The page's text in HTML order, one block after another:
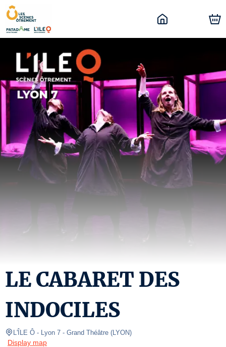
LE CABARET DES
INDOCILES
L'ÎLE Ô - Lyon 7 - Grand Théâtre (LYON)
Display map